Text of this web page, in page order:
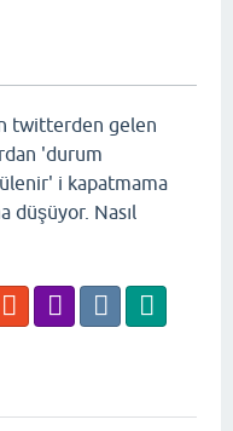
twitterden gelen
'durum
i kapatmama
düşüyor. Nasıl